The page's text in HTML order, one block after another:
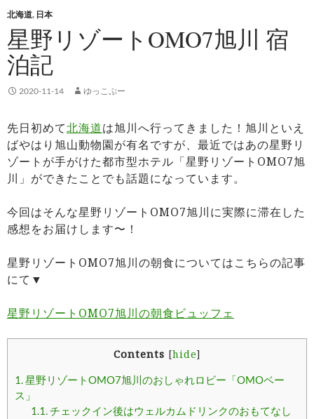
北海道, 日本
星野リゾートOMO7旭川 宿
泊記
2020-11-14 ゆっこぷー
先日初めて北海道は旭川へ行ってきました！旭川といえ
ばやはり旭山動物園が有名ですが、最近ではあの星野リ
ゾートが手がけた都市型ホテル「星野リゾートOMO7旭
川」ができたことでも話題になっています。
今回はそんな星野リゾートOMO7旭川に実際に滞在した
感想をお届けします〜！
星野リゾートOMO7旭川の朝食についてはこちらの記事
にて▼
星野リゾートOMO7旭川の朝食ビュッフェ
Contents [hide]
1.星野リゾートOMO7旭川のおしゃれロビー「OMOベー
ス」
1.1.チェックイン後はウェルカムドリンクのおもてなし